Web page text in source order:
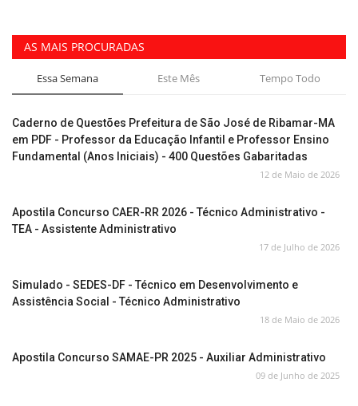
AS MAIS PROCURADAS
Essa Semana Este Mês Tempo Todo
Caderno de Questões Prefeitura de São José de Ribamar-MA
em PDF - Professor da Educação Infantil e Professor Ensino
Fundamental (Anos Iniciais) - 400 Questões Gabaritadas
12 de Maio de 2026
Apostila Concurso CAER-RR 2026 - Técnico Administrativo -
TEA - Assistente Administrativo
17 de Julho de 2026
Simulado - SEDES-DF - Técnico em Desenvolvimento e
Assistência Social - Técnico Administrativo
18 de Maio de 2026
Apostila Concurso SAMAE-PR 2025 - Auxiliar Administrativo
09 de Junho de 2025